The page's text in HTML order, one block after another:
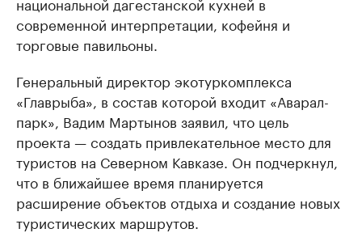
современной интерпретации, кофейня и
торговые павильоны.
Генеральный директор экотуркомплекса
«Главрыба», в состав которой входит «Аварал-
парк», Вадим Мартынов заявил, что цель
проекта — создать привлекательное место для
туристов на Северном Кавказе. Он подчеркнул,
что в ближайшее время планируется
расширение объектов отдыха и создание новых
туристических маршрутов.